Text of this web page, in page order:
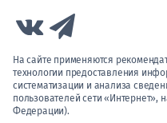
Link to Vk
На сайте применяются
технологии предоставления
систематизации и анализа
пользователей сети «Интернет»,
Федерации).